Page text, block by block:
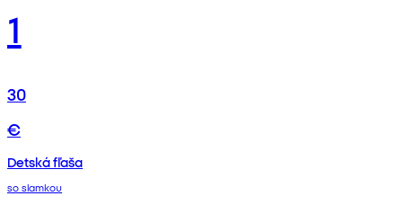
1
30
€
Detská fľaša
so slamkou